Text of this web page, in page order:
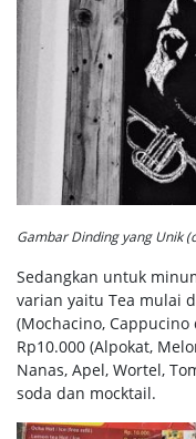
Gambar Dinding yang Unik
Sedangkan untuk
varian yaitu Tea mulai
(Mochacino, Cappucino
Rp10.000 (Alpokat,
Nanas, Apel, Wortel,
soda dan mocktail.